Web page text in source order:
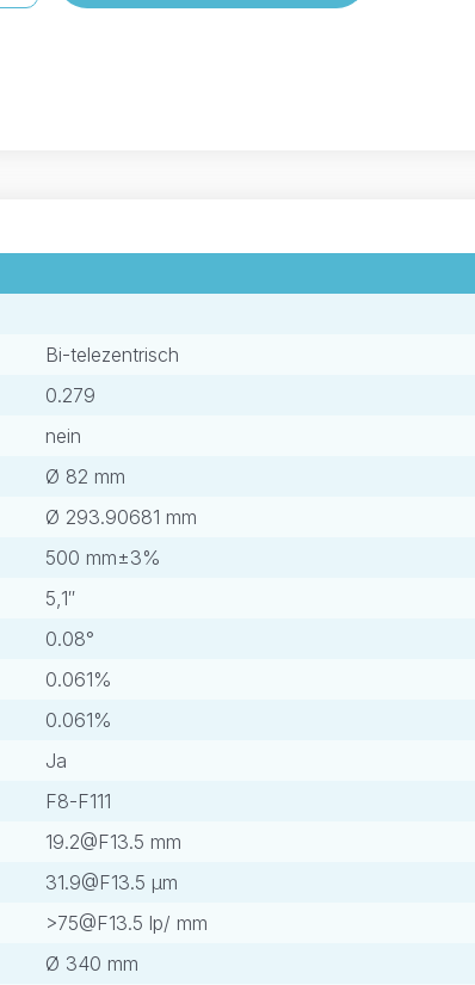
Bi-telezentrisch
0.279
nein
Ø 82 mm
Ø 293.90681 mm
500 mm±3%
5,1″
0.08°
0.061%
0.061%
Ja
F8-F111
19.2@F13.5 mm
31.9@F13.5 μm
>75@F13.5 lp/ mm
Ø 340 mm